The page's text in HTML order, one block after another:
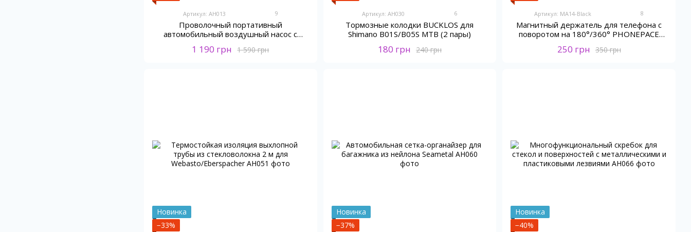
Артикул: AH013 9
Проволочный портативный
автомобильный воздушный насос с
1 590 грн
1 190 грн
Артикул: AH030 6
Тормозные колодки BUCKLOS для
Shimano B01S/B05S MTB (2 пары)
240 грн
180 грн
Артикул: MA14-Black 8
Магнитный держатель для телефона с
поворотом на 180°/360° PHONEPACE
350 грн
250 грн
Новинка
−33%
Новинка
−37%
Новинка
−40%